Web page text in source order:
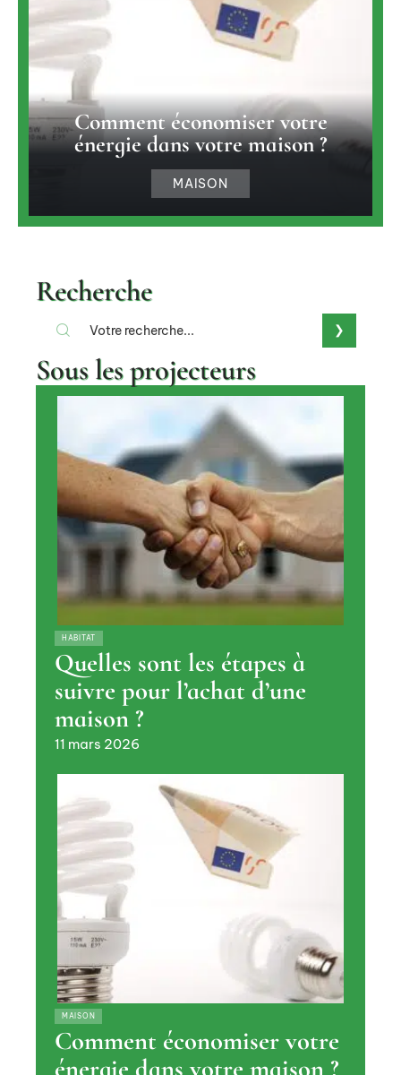
Comment économiser votre
énergie dans votre maison ?
MAISON
Recherche
Sous les projecteurs
HABITAT
Quelles sont les étapes à
suivre pour l’achat d’une
maison ?
11 mars 2026
MAISON
Comment économiser votre
énergie dans votre maison ?